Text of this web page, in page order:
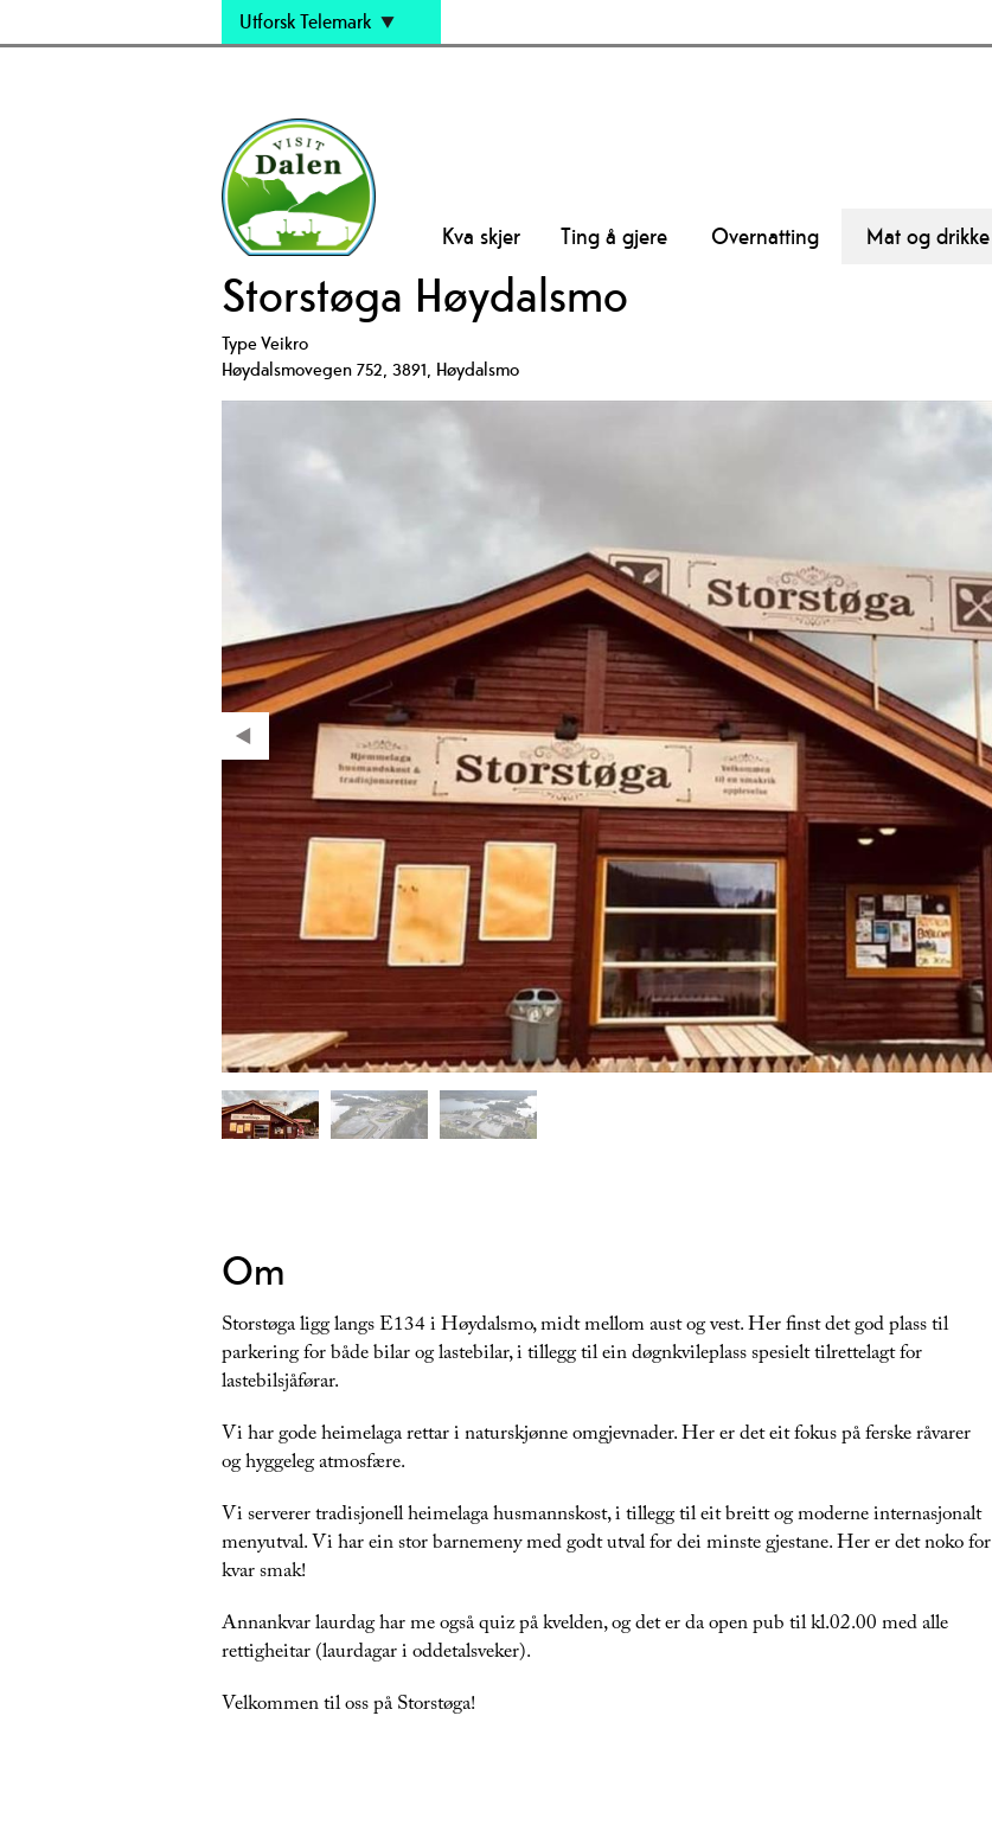
Utforsk Telemark
Kva skjer Ting å gjere Overnatting Mat og drikke
Storstøga Høydalsmo
TypeVeikro
Høydalsmovegen 752, 3891, Høydalsmo
Om
Storstøga ligg langs E134 i Høydalsmo, midt mellom aust og vest. Her finst det god plass til
parkering for både bilar og lastebilar, i tillegg til ein døgnkvileplass spesielt tilrettelagt for
lastebilsjåførar.
Vi har gode heimelaga rettar i naturskjønne omgjevnader. Her er det eit fokus på ferske råvarer
og hyggeleg atmosfære.
Vi serverer tradisjonell heimelaga husmannskost, i tillegg til eit breitt og moderne internasjonalt
menyutval. Vi har ein stor barnemeny med godt utval for dei minste gjestane. Her er det noko for
kvar smak!
Annankvar laurdag har me også quiz på kvelden, og det er da open pub til kl.02.00 med alle
rettigheitar (laurdagar i oddetalsveker).
Velkommen til oss på Storstøga!